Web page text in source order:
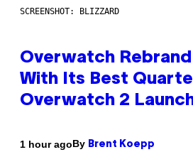
SCREENSHOT: BLIZZARD
Overwatch
With Its Best
Overwatch 2
1 hour agoBy Brent Koepp